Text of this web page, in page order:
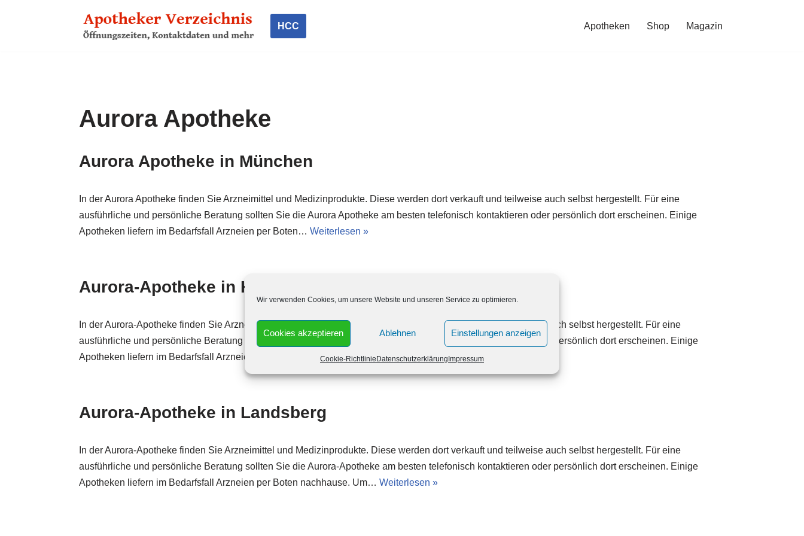
Wir verwenden Cookies, um unsere Website und unseren Service zu optimieren.
Cookies akzeptieren Ablehnen Einstellungen anzeigen
Cookie-RichtlinieDatenschutzerklärungImpressum
HCC Apotheken Shop Magazin
Aurora Apotheke
Aurora Apotheke in München
In der Aurora Apotheke finden Sie Arzneimittel und Medizinprodukte. Diese werden dort verkauft und teilweise auch selbst hergestellt. Für eine
ausführliche und persönliche Beratung sollten Sie die Aurora Apotheke am besten telefonisch kontaktieren oder persönlich dort erscheinen. Einige
Apotheken liefern im Bedarfs­fall Arzneien per Boten… Weiterlesen »
Aurora-Apotheke in Halle (Saale)
In der Aurora-Apotheke finden Sie Arzneimittel und Medizinprodukte. Diese werden dort verkauft und teilweise auch selbst hergestellt. Für eine
ausführliche und persönliche Beratung sollten Sie die Aurora-Apotheke am besten telefonisch kontaktieren oder persönlich dort erscheinen. Einige
Apotheken liefern im Bedarfs­fall Arzneien per Boten nachhause. Um…Weiterlesen »
Aurora-Apotheke in Landsberg
In der Aurora-Apotheke finden Sie Arzneimittel und Medizinprodukte. Diese werden dort verkauft und teilweise auch selbst hergestellt. Für eine
ausführliche und persönliche Beratung sollten Sie die Aurora-Apotheke am besten telefonisch kontaktieren oder persönlich dort erscheinen. Einige
Apotheken liefern im Bedarfs­fall Arzneien per Boten nachhause. Um… Weiterlesen »